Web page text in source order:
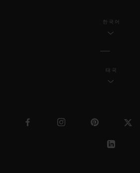
한국어
태국